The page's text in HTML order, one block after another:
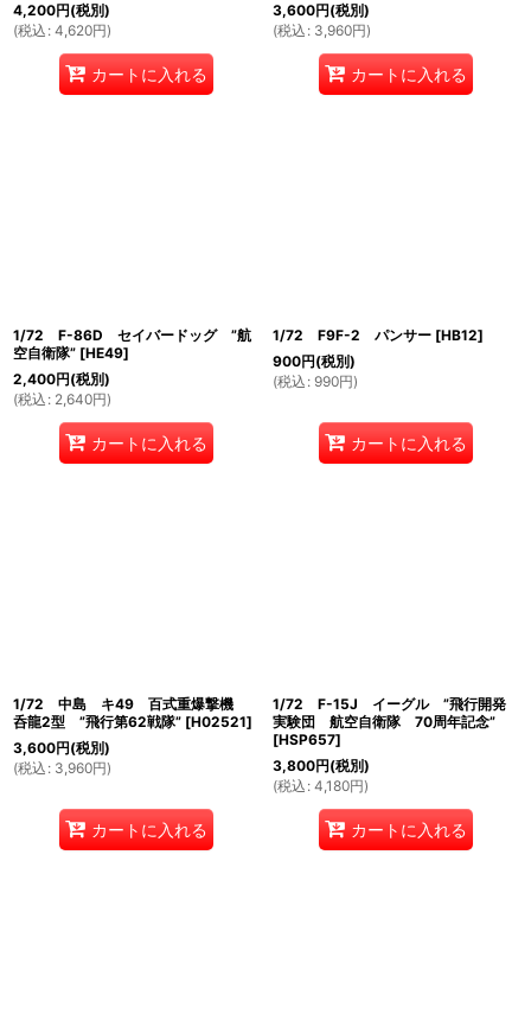
4,200円(税別)
(税込 : 4,620円)
カートに入れる
3,600円(税別)
(税込 : 3,960円)
カートに入れる
1/72 F-86D セイバードッグ ”航
空自衛隊” [HE49]
2,400円(税別)
(税込 : 2,640円)
カートに入れる
1/72 F9F-2 パンサー [HB12]
900円(税別)
(税込 : 990円)
カートに入れる
1/72 中島 キ49 百式重爆撃機
呑龍2型 ”飛行第62戦隊” [H02521]
3,600円(税別)
(税込 : 3,960円)
カートに入れる
1/72 F-15J イーグル ”飛行開発
実験団 航空自衛隊 70周年記念”
[HSP657]
3,800円(税別)
(税込 : 4,180円)
カートに入れる